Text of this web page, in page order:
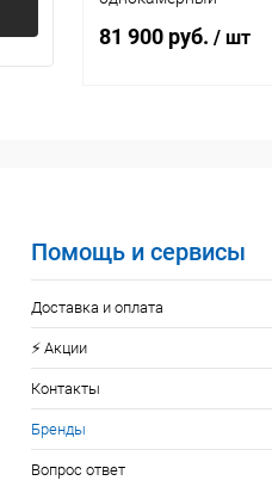
81 900 руб. / шт
Помощь и сервисы
Доставка и оплата
⚡️ Акции
Контакты
Бренды
Вопрос ответ